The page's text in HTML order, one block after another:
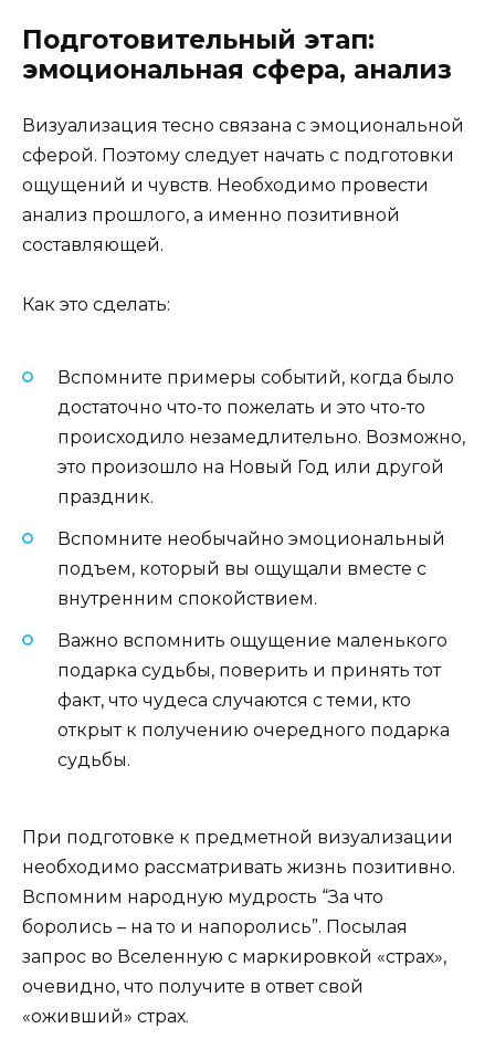
Подготовительный этап:
эмоциональная сфера, анализ
Визуализация тесно связана с эмоциональной
сферой. Поэтому следует начать с подготовки
ощущений и чувств. Необходимо провести
анализ прошлого, а именно позитивной
составляющей.
Как это сделать:
Вспомните примеры событий, когда было
достаточно что-то пожелать и это что-то
происходило незамедлительно. Возможно,
это произошло на Новый Год или другой
праздник.
Вспомните необычайно эмоциональный
подъем, который вы ощущали вместе с
внутренним спокойствием.
Важно вспомнить ощущение маленького
подарка судьбы, поверить и принять тот
факт, что чудеса случаются с теми, кто
открыт к получению очередного подарка
судьбы.
При подготовке к предметной визуализации
необходимо рассматривать жизнь позитивно.
Вспомним народную мудрость “За что
боролись – на то и напоролись”. Посылая
запрос во Вселенную с маркировкой «страх»,
очевидно, что получите в ответ свой
«оживший» страх.